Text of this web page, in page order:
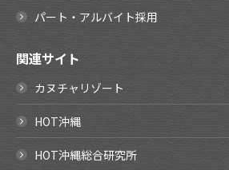
パート・アルバイト採用
関連サイト
カヌチャリゾート
HOT沖縄
HOT沖縄総合研究所